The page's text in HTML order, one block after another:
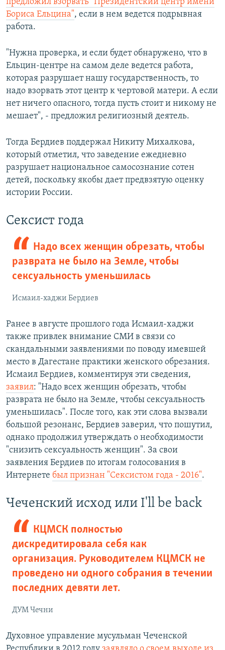
Бориса Ельцина", если в нем ведется подрывная
работа.
"Нужна проверка, и если будет обнаружено, что в
Ельцин-центре на самом деле ведется работа,
которая разрушает нашу государственность, то
надо взорвать этот центр к чертовой матери. А если
нет ничего опасного, тогда пусть стоит и никому не
мешает", - предложил религиозный деятель.
Тогда Бердиев поддержал Никиту Михалкова,
который отметил, что заведение ежедневно
разрушает национальное самосознание сотен
детей, поскольку якобы дает предвзятую оценку
истории России.
Сексист года
Надо всех женщин обрезать, чтобы
разврата не было на Земле, чтобы
сексуальность уменьшилась
Исмаил-хаджи Бердиев
Ранее в августе прошлого года Исмаил-хаджи
также привлек внимание СМИ в связи со
скандальными заявлениями по поводу имевшей
место в Дагестане практики женского обрезания.
Исмаил Бердиев, комментируя эти сведения,
заявил: "Надо всех женщин обрезать, чтобы
разврата не было на Земле, чтобы сексуальность
уменьшилась". После того, как эти слова вызвали
большой резонанс, Бердиев заверил, что пошутил,
однако продолжил утверждать о необходимости
"снизить сексуальность женщин". За свои
заявления Бердиев по итогам голосования в
Интернете был признан "Сексистом года - 2016".
Чеченский исход или I'll be back
КЦМСК полностью
дискредитировала себя как
организация. Руководителем КЦМСК не
проведено ни одного собрания в течении
последних девяти лет.
ДУМ Чечни
Духовное управление мусульман Чеченской